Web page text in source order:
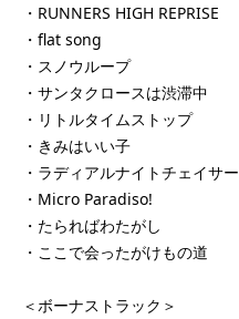
・RUNNERS HIGH REPRISE
・flat song
・スノウループ
・サンタクロースは渋滞中
・リトルタイムストップ
・きみはいい子
・ラディアルナイトチェイサー
・Micro Paradiso!
・たらればわたがし
・ここで会ったがけもの道
＜ボーナストラック＞